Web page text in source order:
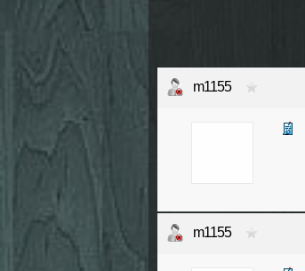
m1155
m1155